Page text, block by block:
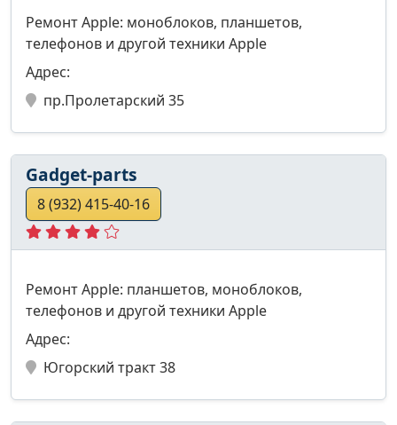
Ремонт Apple: моноблоков, планшетов,
телефонов и другой техники Apple
Адрес:
пр.Пролетарский 35
Gadget-parts
8 (932) 415-40-16
Ремонт Apple: планшетов, моноблоков,
телефонов и другой техники Apple
Адрес:
Югорский тракт 38